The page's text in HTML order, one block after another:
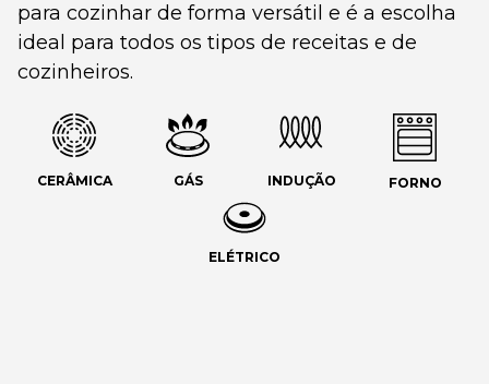
para cozinhar de forma versátil e é a escolha
ideal para todos os tipos de receitas e de
cozinheiros.
CERÂMICA GÁS INDUÇÃO FORNO
ELÉTRICO